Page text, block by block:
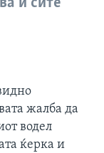
и сите
жалба да
водел
ќерка и